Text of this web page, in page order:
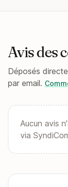
Avis des
Déposés
par email.
Aucun avis
via